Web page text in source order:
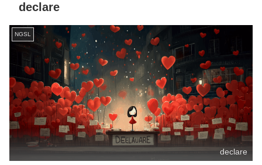
declare
NGSL
declare